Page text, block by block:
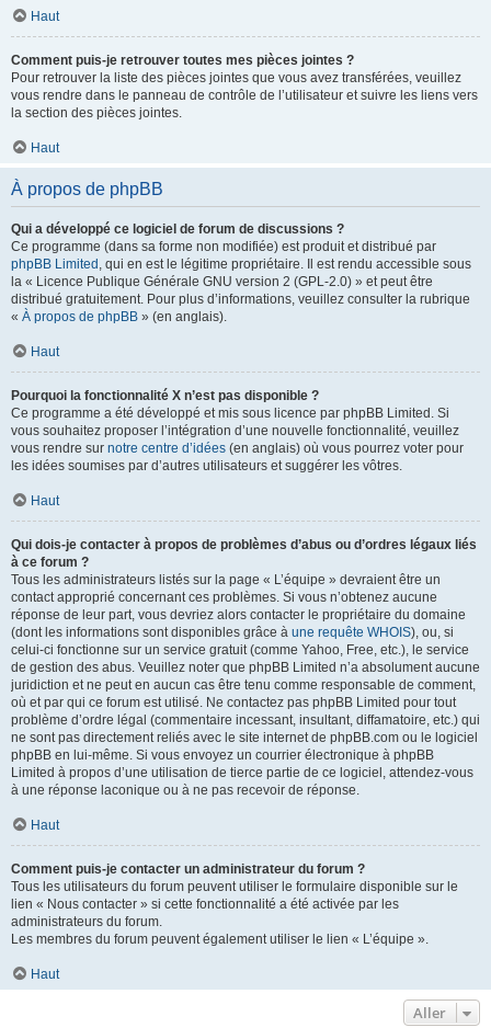
Haut
Comment puis-je retrouver toutes mes pièces jointes ?
Pour retrouver la liste des pièces jointes que vous avez transférées, veuillez
vous rendre dans le panneau de contrôle de l’utilisateur et suivre les liens vers
la section des pièces jointes.
Haut
À propos de phpBB
Qui a développé ce logiciel de forum de discussions ?
Ce programme (dans sa forme non modifiée) est produit et distribué par
phpBB Limited , qui en est le légitime propriétaire. Il est rendu accessible sous
la « Licence Publique Générale GNU version 2 (GPL-2.0) » et peut être
distribué gratuitement. Pour plus d’informations, veuillez consulter la rubrique
« À propos de phpBB » (en anglais).
Haut
Pourquoi la fonctionnalité X n’est pas disponible ?
Ce programme a été développé et mis sous licence par phpBB Limited. Si
vous souhaitez proposer l’intégration d’une nouvelle fonctionnalité, veuillez
vous rendre sur notre centre d’idées (en anglais) où vous pourrez voter pour
les idées soumises par d’autres utilisateurs et suggérer les vôtres.
Haut
Qui dois-je contacter à propos de problèmes d’abus ou d’ordres légaux liés
à ce forum ?
Tous les administrateurs listés sur la page « L’équipe » devraient être un
contact approprié concernant ces problèmes. Si vous n’obtenez aucune
réponse de leur part, vous devriez alors contacter le propriétaire du domaine
(dont les informations sont disponibles grâce à une requête WHOIS), ou, si
celui-ci fonctionne sur un service gratuit (comme Yahoo, Free, etc.), le service
de gestion des abus. Veuillez noter que phpBB Limited n’a absolument aucune
juridiction et ne peut en aucun cas être tenu comme responsable de comment,
où et par qui ce forum est utilisé. Ne contactez pas phpBB Limited pour tout
problème d’ordre légal (commentaire incessant, insultant, diffamatoire, etc.) qui
ne sont pas directement reliés avec le site internet de phpBB.com ou le logiciel
phpBB en lui-même. Si vous envoyez un courrier électronique à phpBB
Limited à propos d’une utilisation de tierce partie de ce logiciel, attendez-vous
à une réponse laconique ou à ne pas recevoir de réponse.
Haut
Comment puis-je contacter un administrateur du forum ?
Tous les utilisateurs du forum peuvent utiliser le formulaire disponible sur le
lien « Nous contacter » si cette fonctionnalité a été activée par les
administrateurs du forum.
Les membres du forum peuvent également utiliser le lien « L’équipe ».
Haut
Aller